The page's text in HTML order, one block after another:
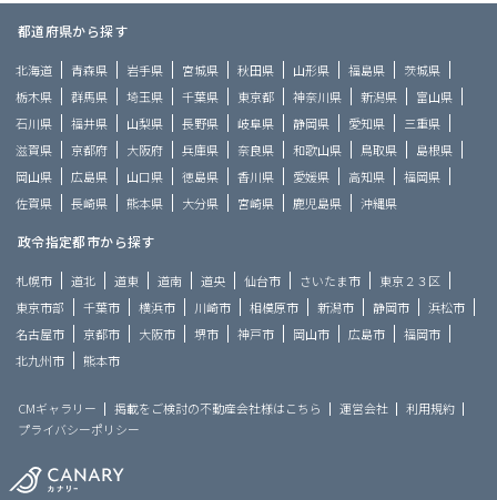
都道府県から探す
北海道 青森県 岩手県 宮城県 秋田県 山形県 福島県
茨城県
栃木県
群馬県 埼玉県 千葉県 東京都 神奈川県 新潟県
富山県
石川県
福井県 山梨県 長野県 岐阜県 静岡県 愛知県
三重県
滋賀県
京都府 大阪府 兵庫県 奈良県 和歌山県 鳥取県
島根県
岡山県
広島県 山口県 徳島県 香川県 愛媛県 高知県
福岡県
佐賀県
長崎県 熊本県 大分県 宮崎県 鹿児島県 沖縄県
政令指定都市から探す
札幌市 道北 道東 道南 道央 仙台市 さいたま市
東京２３区
東京市部
千葉市 横浜市 川崎市 相模原市 新潟市 静岡市
浜松市
名古屋市
京都市 大阪市 堺市 神戸市 岡山市 広島市
福岡市
北九州市
熊本市
CMギャラリー 掲載をご検討の不動産会社様はこちら 運営会社
利用規約
プライバシーポリシー